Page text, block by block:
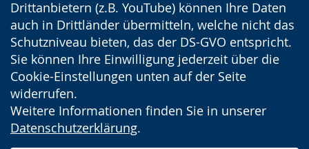
Drittanbietern (z.B. YouTube) können Ihre Daten
auch in Drittländer übermitteln, welche nicht das
Schutzniveau bieten, das der DS-GVO entspricht.
Sie können Ihre Einwilligung jederzeit über die
Cookie-Einstellungen unten auf der Seite
widerrufen.
Weitere Informationen finden Sie in unserer
Datenschutzerklärung.